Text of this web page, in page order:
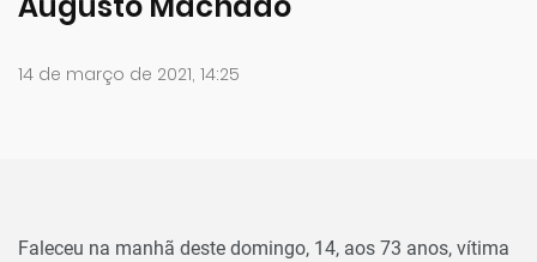
14 de março de 2021, 14:25
Faleceu na manhã deste domingo, 14, aos 73 anos, vítima